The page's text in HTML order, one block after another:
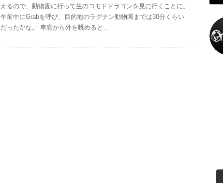
えるので、動物園に行って生のコモドドラゴンを見に行くことに。
午前中にGrabを呼び、目的地のラグナン動物園までは30分くらい
だったかな。 車窓から外を眺めると…